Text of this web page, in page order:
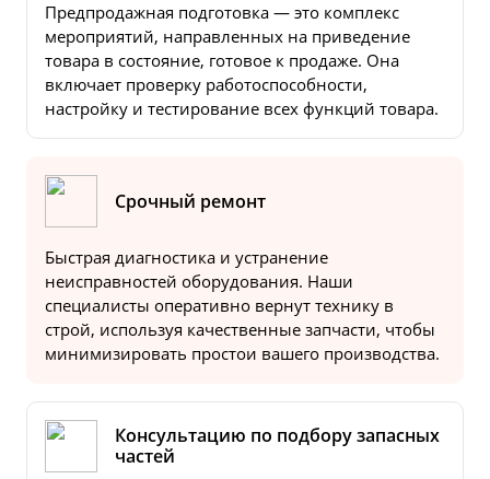
Предпродажная подготовка — это комплекс
мероприятий, направленных на приведение
товара в состояние, готовое к продаже. Она
включает проверку работоспособности,
настройку и тестирование всех функций товара.
Срочный ремонт
Быстрая диагностика и устранение
неисправностей оборудования. Наши
специалисты оперативно вернут технику в
строй, используя качественные запчасти, чтобы
минимизировать простои вашего производства.
Консультацию по подбору запасных
частей